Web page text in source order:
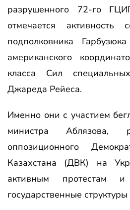
разрушенного 72-го
отмечается активность
подполковника
американского
класса Сил
Джареда Рейеса.
Именно они с участием
министра Аблязова,
оппозиционного
Казахстана (ДВК) на
активным протестам
государственные